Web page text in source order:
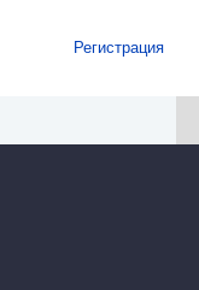
Регистрация